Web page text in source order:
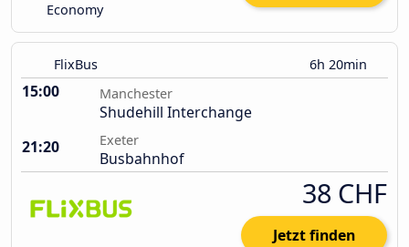
Economy
FlixBus 6h 20min
15:00 Manchester
Shudehill Interchange
21:20
Exeter
Busbahnhof
38 CHF
Jetzt finden